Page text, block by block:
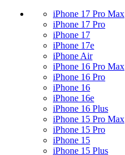
iPhone 17 Pro Max
iPhone 17 Pro
iPhone 17
iPhone 17e
iPhone Air
iPhone 16 Pro Max
iPhone 16 Pro
iPhone 16
iPhone 16e
iPhone 16 Plus
iPhone 15 Pro Max
iPhone 15 Pro
iPhone 15
iPhone 15 Plus